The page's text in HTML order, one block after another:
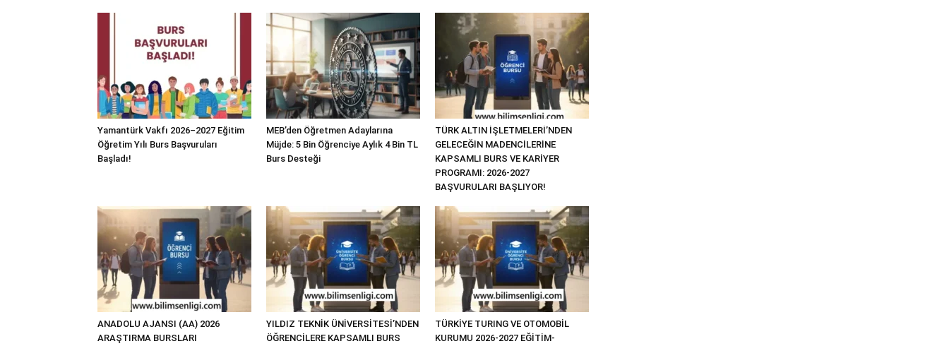
Yamantürk Vakfı 2026–2027 Eğitim
Öğretim Yılı Burs Başvuruları
Başladı!
MEB’den Öğretmen Adaylarına
Müjde: 5 Bin Öğrenciye Aylık 4 Bin TL
Burs Desteği
TÜRK ALTIN İŞLETMELERİ’NDEN
GELECEĞİN MADENCİLERİNE
KAPSAMLI BURS VE KARİYER
PROGRAMI: 2026-2027
BAŞVURULARI BAŞLIYOR!
ANADOLU AJANSI (AA) 2026
ARAŞTIRMA BURSLARI
YILDIZ TEKNİK ÜNİVERSİTESİ’NDEN
ÖĞRENCİLERE KAPSAMLI BURS
TÜRKİYE TURING VE OTOMOBİL
KURUMU 2026-2027 EĞİTİM-